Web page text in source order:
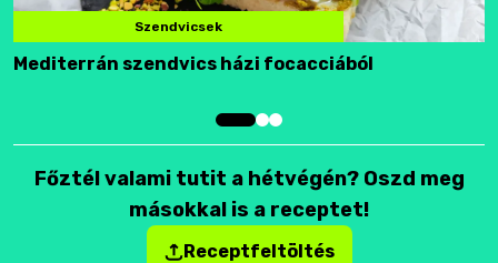
Szendvicsek
Mediterrán szendvics házi focacciából
Főztél valami tutit a hétvégén? Oszd meg
másokkal is a receptet!
Receptfeltöltés